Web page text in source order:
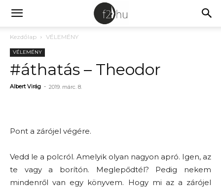
Kezdőlap VÉLEMÉNY
VÉLEMÉNY
#áthatás – Theodor
Albert Virág - 2019. márc. 8.
Pont a zárójel végére.
Vedd le a polcról. Amelyik olyan nagyon apró. Igen, az
te vagy a borítón. Meglepődtél? Pedig nekem
mindenről van egy könyvem. Hogy mi az a zárójel